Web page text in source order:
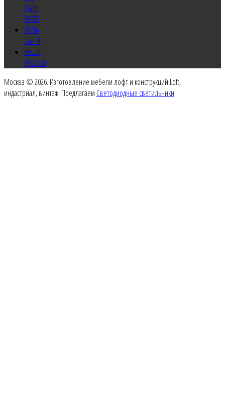
ЛАЙН
ЗАКАЗ
КАРТА
САЙТА
НАШИ
РАБОТЫ
Москва © 2026. Изготовление мебели лофт и конструкций Loft,
индастриал, винтаж. Предлагаем Светодиодные светильники